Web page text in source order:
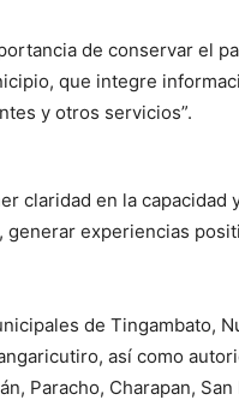
de conservar el
que integre
y otros servicios”.
claridad en la capacidad
experiencias
de Tingambato,
así como
Paracho, Charapan,